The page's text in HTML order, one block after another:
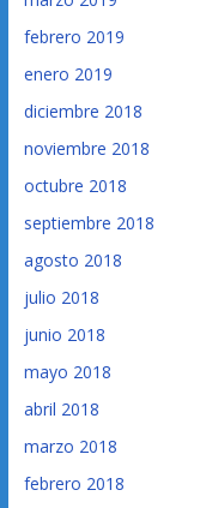
febrero 2019
enero 2019
diciembre 2018
noviembre 2018
octubre 2018
septiembre 2018
agosto 2018
julio 2018
junio 2018
mayo 2018
abril 2018
marzo 2018
febrero 2018